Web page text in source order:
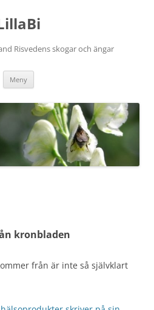
Risvedens skogar och ängar
Meny
kronbladen
från är inte så självklart